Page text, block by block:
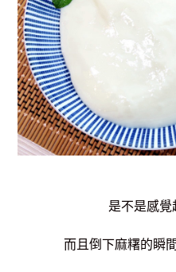
是不是感覺
而且倒下麻糬的瞬